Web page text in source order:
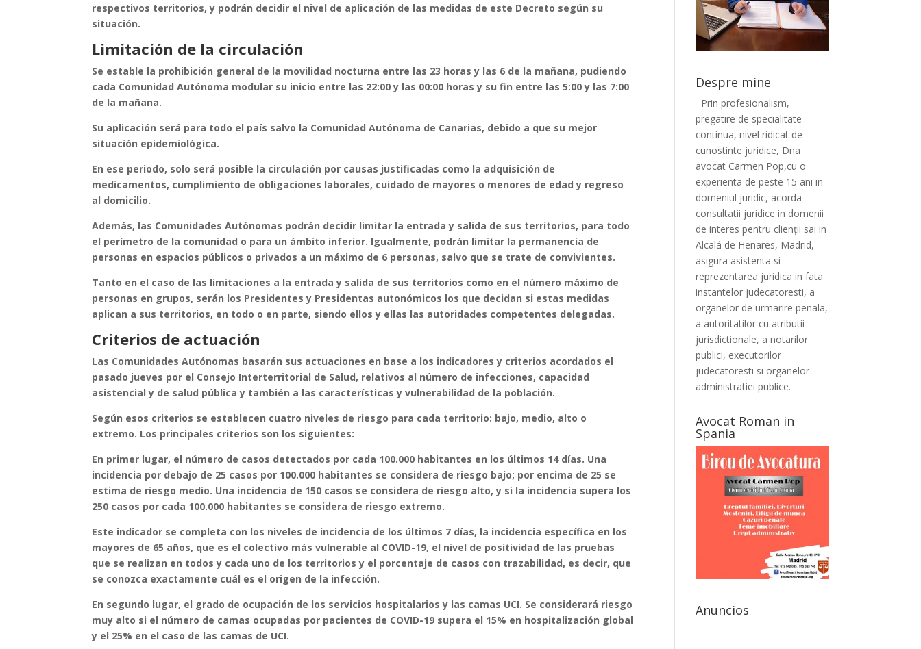
respectivos territorios, y podrán decidir el nivel de aplicación de las medidas de este Decreto según su
situación.
Limitación de la circulación
Se estable la prohibición general de la movilidad nocturna entre las 23 horas y las 6 de la mañana, pudiendo
cada Comunidad Autónoma modular su inicio entre las 22:00 y las 00:00 horas y su fin entre las 5:00 y las 7:00
de la mañana.
Su aplicación será para todo el país salvo la Comunidad Autónoma de Canarias, debido a que su mejor
situación epidemiológica.
En ese periodo, solo será posible la circulación por causas justificadas como la adquisición de
medicamentos, cumplimiento de obligaciones laborales, cuidado de mayores o menores de edad y regreso
al domicilio.
Además, las Comunidades Autónomas podrán decidir limitar la entrada y salida de sus territorios, para todo
el perímetro de la comunidad o para un ámbito inferior. Igualmente, podrán limitar la permanencia de
personas en espacios públicos o privados a un máximo de 6 personas, salvo que se trate de convivientes.
Tanto en el caso de las limitaciones a la entrada y salida de sus territorios como en el número máximo de
personas en grupos, serán los Presidentes y Presidentas autonómicos los que decidan si estas medidas
aplican a sus territorios, en todo o en parte, siendo ellos y ellas las autoridades competentes delegadas.
Criterios de actuación
Las Comunidades Autónomas basarán sus actuaciones en base a los indicadores y criterios acordados el
pasado jueves por el Consejo Interterritorial de Salud, relativos al número de infecciones, capacidad
asistencial y de salud pública y también a las características y vulnerabilidad de la población.
Según esos criterios se establecen cuatro niveles de riesgo para cada territorio: bajo, medio, alto o
extremo. Los principales criterios son los siguientes:
En primer lugar, el número de casos detectados por cada 100.000 habitantes en los últimos 14 días. Una
incidencia por debajo de 25 casos por 100.000 habitantes se considera de riesgo bajo; por encima de 25 se
estima de riesgo medio. Una incidencia de 150 casos se considera de riesgo alto, y si la incidencia supera los
250 casos por cada 100.000 habitantes se considera de riesgo extremo.
Este indicador se completa con los niveles de incidencia de los últimos 7 días, la incidencia específica en los
mayores de 65 años, que es el colectivo más vulnerable al COVID-19, el nivel de positividad de las pruebas
que se realizan en todos y cada uno de los territorios y el porcentaje de casos con trazabilidad, es decir, que
se conozca exactamente cuál es el origen de la infección.
En segundo lugar, el grado de ocupación de los servicios hospitalarios y las camas UCI. Se considerará riesgo
muy alto si el número de camas ocupadas por pacientes de COVID-19 supera el 15% en hospitalización global
y el 25% en el caso de las camas de UCI.
Despre mine
Prin profesionalism,
pregatire de specialitate
continua, nivel ridicat de
cunostinte juridice, Dna
avocat Carmen Pop,cu o
experienta de peste 15 ani in
domeniul juridic, acorda
consultatii juridice in domenii
de interes pentru clienții sai in
Alcalá de Henares, Madrid,
asigura asistenta si
reprezentarea juridica in fata
instantelor judecatoresti, a
organelor de urmarire penala,
a autoritatilor cu atributii
jurisdictionale, a notarilor
publici, executorilor
judecatoresti si organelor
administratiei publice.
Avocat Roman in
Spania
Anuncios